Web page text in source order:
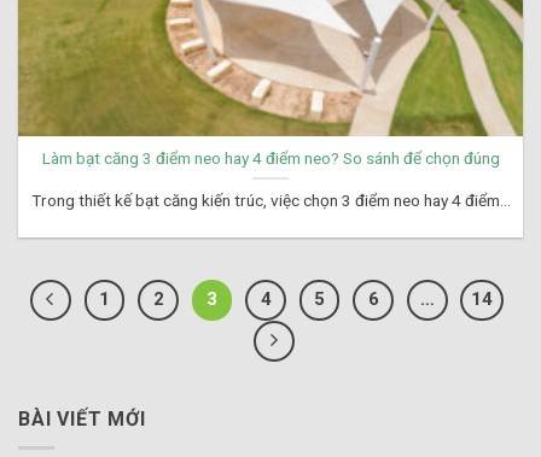
BÀI VIẾT MỚI
Làm bạt căng 3 điểm neo hay 4 điểm neo? So sánh để chọn đúng
Trong thiết kế bạt căng kiến trúc, việc chọn 3 điểm neo hay 4 điểm...
1 2 3 4 5 6 … 14